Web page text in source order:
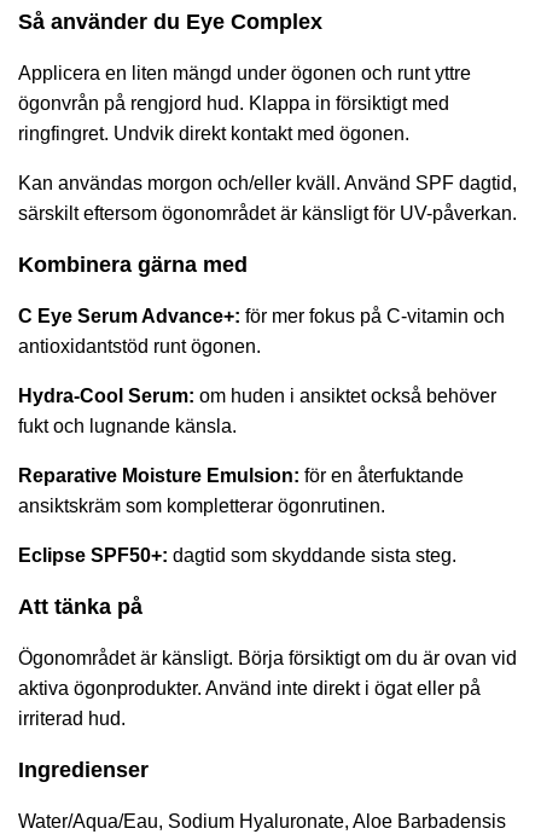
Så använder du Eye Complex
Applicera en liten mängd under ögonen och runt yttre
ögonvrån på rengjord hud. Klappa in försiktigt med
ringfingret. Undvik direkt kontakt med ögonen.
Kan användas morgon och/eller kväll. Använd SPF dagtid,
särskilt eftersom ögonområdet är känsligt för UV-påverkan.
Kombinera gärna med
C Eye Serum Advance+: för mer fokus på C-vitamin och
antioxidantstöd runt ögonen.
Hydra-Cool Serum: om huden i ansiktet också behöver
fukt och lugnande känsla.
Reparative Moisture Emulsion: för en återfuktande
ansiktskräm som kompletterar ögonrutinen.
Eclipse SPF50+: dagtid som skyddande sista steg.
Att tänka på
Ögonområdet är känsligt. Börja försiktigt om du är ovan vid
aktiva ögonprodukter. Använd inte direkt i ögat eller på
irriterad hud.
Ingredienser
Water/Aqua/Eau, Sodium Hyaluronate, Aloe Barbadensis